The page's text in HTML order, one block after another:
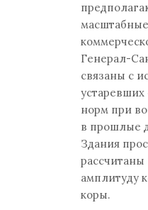
Генерал-
связаны с
норм при
в прошлые
Здания
рассчитаны
амплитуду
коры.